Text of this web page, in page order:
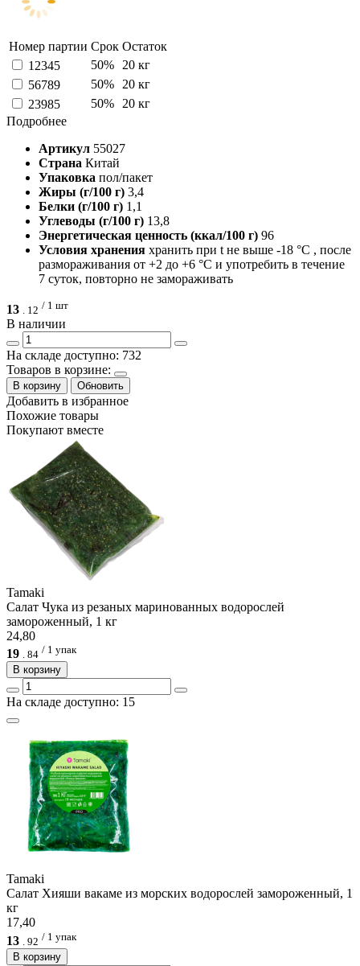
Номер партии Срок Остаток
12345
50%
20 кг
56789
50%
20 кг
23985
50%
20 кг
Подробнее
Артикул 55027
Страна Китай
Упаковка пол/пакет
Жиры (г/100 г) 3,4
Белки (г/100 г) 1,1
Углеводы (г/100 г) 13,8
Энергетическая ценность (ккал/100 г) 96
Условия хранения хранить при t не выше -18 °С , после
размораживания от +2 до +6 °С и употребить в течение
7 суток, повторно не замораживать
13 . 12 / 1 шт
В наличии
На складе доступно: 732
Товаров в корзине:
В корзину Обновить
Добавить в избранное
Похожие товары
Покупают вместе
Tamaki
Салат Чука из резаных маринованных водорослей
замороженный, 1 кг
24,80
19 . 84 / 1 упак
В корзину
На складе доступно: 15
Tamaki
Салат Хияши вакаме из морских водорослей замороженный, 1
кг
17,40
13
92 / 1 упак
В корзину